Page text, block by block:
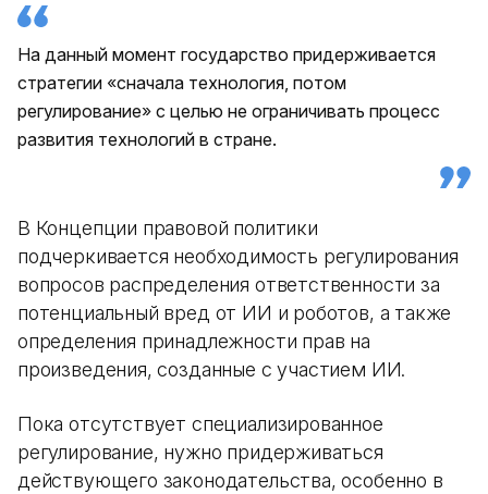
На данный момент государство придерживается
стратегии «сначала технология, потом
регулирование» с целью не ограничивать процесс
развития технологий в стране.
В Концепции правовой политики
подчеркивается необходимость регулирования
вопросов распределения ответственности за
потенциальный вред от ИИ и роботов, а также
определения принадлежности прав на
произведения, созданные с участием ИИ.
Пока отсутствует специализированное
регулирование, нужно придерживаться
действующего законодательства, особенно в